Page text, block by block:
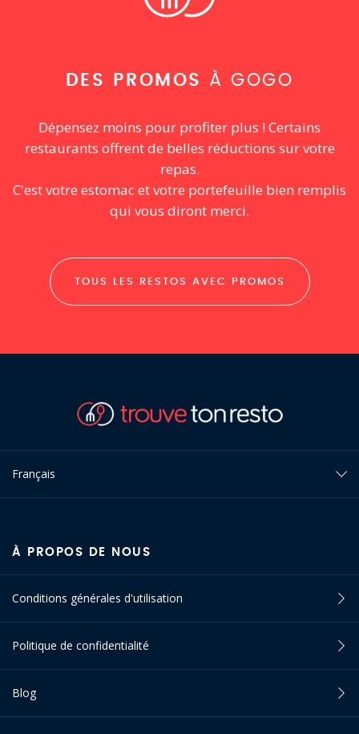
DES PROMOS À GOGO
Dépensez moins pour profiter plus ! Certains
restaurants offrent de belles réductions sur votre
repas.
C'est votre estomac et votre portefeuille bien remplis
qui vous diront merci.
TOUS LES RESTOS AVEC PROMOS
Français
À PROPOS DE NOUS
Conditions générales d'utilisation
Politique de confidentialité
Blog